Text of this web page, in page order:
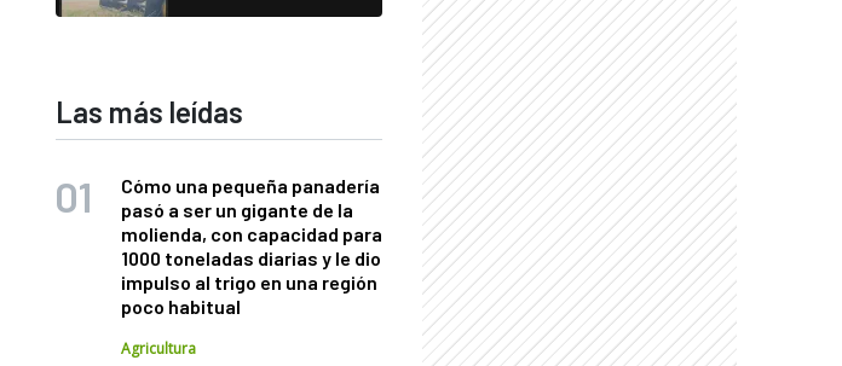
Las más leídas
Cómo una pequeña panadería
pasó a ser un gigante de la
molienda, con capacidad para
1000 toneladas diarias y le dio
impulso al trigo en una región
poco habitual
Agricultura